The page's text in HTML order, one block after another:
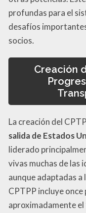
profundas para el
desafíos
socios.
Creación
La creación del
salida de Estados
liderado
vivas muchas de las
aunque adaptadas a
CPTPP incluye
aproximadamente el